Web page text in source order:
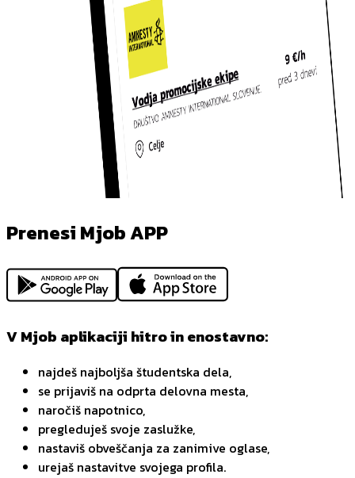
Prenesi Mjob APP
V Mjob aplikaciji hitro in enostavno:
najdeš najboljša študentska dela,
se prijaviš na odprta delovna mesta,
naročiš napotnico,
pregleduješ svoje zaslužke,
nastaviš obveščanja za zanimive oglase,
urejaš nastavitve svojega profila.